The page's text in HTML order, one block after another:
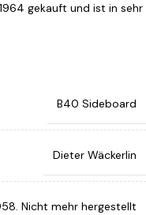
gekauft und ist in sehr
B40 Sideboard
Dieter Wäckerlin
Nicht mehr hergestellt